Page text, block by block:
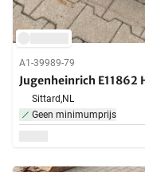
A1-39989-79
Jugenheinrich
Sittard,NL
Geen minimumprijs